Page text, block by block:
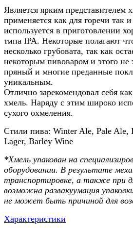
Является ярким представителем
применяется как для горечи так
используется в приготовлении
типа IPA. Некоторые полагают
несколько грубовата, так как
некоторым пивоваром и этого не
пряный и многие преданные
уникальным.
Отлично зарекомендовал себя
хмель. Наряду с этим широко
сухого охмеления.
Стили пива: Winter Ale, Pale Ale,
Lager, Barley Wine
*Хмель упакован на
оборудовании. В результате
транспортировке, а также при
возможна развакуумация
не может быть причиной для
Характеристики